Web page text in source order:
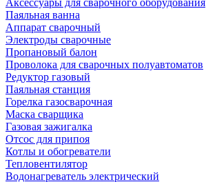
Аксессуары для сварочного оборудования
Паяльная ванна
Аппарат сварочный
Электроды сварочные
Пропановый балон
Проволока для сварочных полуавтоматов
Редуктор газовый
Паяльная станция
Горелка газосварочная
Маска сварщика
Газовая зажигалка
Отсос для припоя
Котлы и обогреватели
Тепловентилятор
Водонагреватель электрический